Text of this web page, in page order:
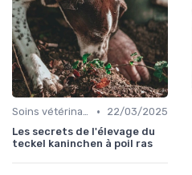
Soins vétérinaires pour chiens de chasse •
22/03/2025
Les secrets de l'élevage du
teckel kaninchen à poil ras